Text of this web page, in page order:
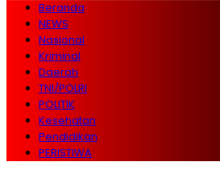
Beranda
NEWS
Nasional
Kriminal
Daerah
TNI/POLRI
POLITIK
Kesehatan
Pendidikan
PERISTIWA